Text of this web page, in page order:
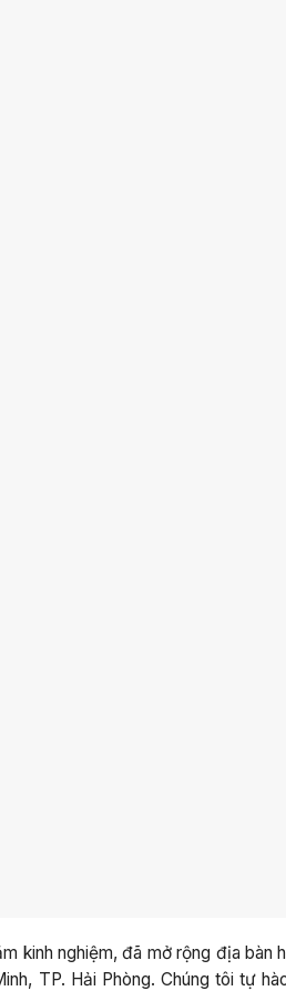
kinh nghiệm, đã mở rộng địa bàn
TP. Hải Phòng. Chúng tôi tự